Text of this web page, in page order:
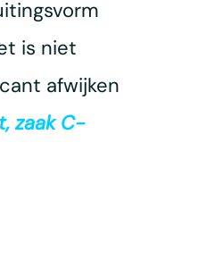
is niet
afwijken
zaak C-